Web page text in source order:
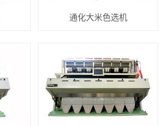
通化大米色选机